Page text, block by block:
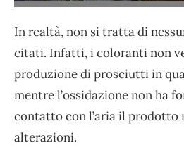
In realtà, non si tratta di
citati. Infatti, i coloranti non
produzione di prosciutti in
mentre l’ossidazione non ha
contatto con l’aria il prodotto
alterazioni.